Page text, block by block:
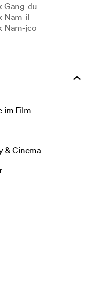
Gang-du
Nam-il
Nam-joo
o
im Film
& Cinema